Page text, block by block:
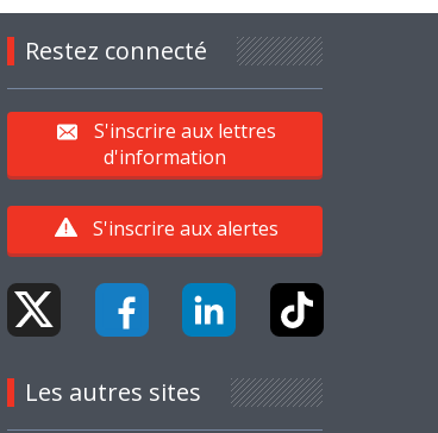
Restez connecté
S'inscrire aux lettres
d'information
S'inscrire aux alertes
Les autres sites